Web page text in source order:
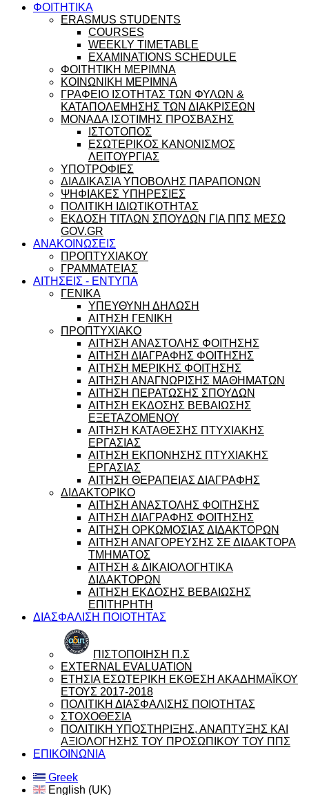
ΦΟΙΤΗΤΙΚΑ
ERASMUS STUDENTS
COURSES
WEEKLY TIMETABLE
EXAMINATIONS SCHEDULE
ΦΟΙΤΗΤΙΚΗ ΜΕΡΙΜΝΑ
ΚΟΙΝΩΝΙΚΗ ΜΕΡΙΜΝΑ
ΓΡΑΦΕΙΟ ΙΣΟΤΗΤΑΣ ΤΩΝ ΦΥΛΩΝ &
ΚΑΤΑΠΟΛΕΜΗΣΗΣ ΤΩΝ ΔΙΑΚΡΙΣΕΩΝ
ΜΟΝΑΔΑ ΙΣΟΤΙΜΗΣ ΠΡΟΣΒΑΣΗΣ
ΙΣΤΟΤΟΠΟΣ
ΕΣΩΤΕΡΙΚΟΣ ΚΑΝΟΝΙΣΜΟΣ
ΛΕΙΤΟΥΡΓΙΑΣ
ΥΠΟΤΡΟΦΙΕΣ
ΔΙΑΔΙΚΑΣΙΑ ΥΠΟΒΟΛΗΣ ΠΑΡΑΠΟΝΩΝ
ΨΗΦΙΑΚΕΣ ΥΠΗΡΕΣΙΕΣ
ΠΟΛΙΤΙΚΗ ΙΔΙΩΤΙΚΟΤΗΤΑΣ
ΕΚΔΟΣΗ ΤΙΤΛΩΝ ΣΠΟΥΔΩΝ ΓΙΑ ΠΠΣ ΜΕΣΩ
GOV.GR
ΑΝΑΚΟΙΝΩΣΕΙΣ
ΠΡΟΠΤΥΧΙΑΚΟΥ
ΓΡΑΜΜΑΤΕΙΑΣ
ΑΙΤΗΣΕΙΣ - ΕΝΤΥΠΑ
ΓΕΝΙΚΑ
ΥΠΕΥΘΥΝΗ ΔΗΛΩΣΗ
ΑΙΤΗΣΗ ΓΕΝΙΚΗ
ΠΡΟΠΤΥΧΙΑΚΟ
ΑΙΤΗΣΗ ΑΝΑΣΤΟΛΗΣ ΦΟΙΤΗΣΗΣ
ΑΙΤΗΣΗ ΔΙΑΓΡΑΦΗΣ ΦΟΙΤΗΣΗΣ
ΑΙΤΗΣΗ ΜΕΡΙΚΗΣ ΦΟΙΤΗΣΗΣ
ΑΙΤΗΣΗ ΑΝΑΓΝΩΡΙΣΗΣ ΜΑΘΗΜΑΤΩΝ
ΑΙΤΗΣΗ ΠΕΡΑΤΩΣΗΣ ΣΠΟΥΔΩΝ
ΑΙΤΗΣΗ ΕΚΔΟΣΗΣ ΒΕΒΑΙΩΣΗΣ
ΕΞΕΤΑΖΟΜΕΝΟΥ
ΑΙΤΗΣΗ ΚΑΤΑΘΕΣΗΣ ΠΤΥΧΙΑΚΗΣ
ΕΡΓΑΣΙΑΣ
ΑΙΤΗΣΗ ΕΚΠΟΝΗΣΗΣ ΠΤΥΧΙΑΚΗΣ
ΕΡΓΑΣΙΑΣ
ΑΙΤΗΣΗ ΘΕΡΑΠΕΙΑΣ ΔΙΑΓΡΑΦΗΣ
ΔΙΔΑΚΤΟΡΙΚΟ
ΑΙΤΗΣΗ ΑΝΑΣΤΟΛΗΣ ΦΟΙΤΗΣΗΣ
ΑΙΤΗΣΗ ΔΙΑΓΡΑΦΗΣ ΦΟΙΤΗΣΗΣ
ΑΙΤΗΣΗ ΟΡΚΩΜΟΣΙΑΣ ΔΙΔΑΚΤΟΡΩΝ
ΑΙΤΗΣΗ ΑΝΑΓΟΡΕΥΣΗΣ ΣΕ ΔΙΔΑΚΤΟΡΑ
ΤΜΗΜΑΤΟΣ
ΑΙΤΗΣΗ & ΔΙΚΑΙΟΛΟΓΗΤΙΚΑ
ΔΙΔΑΚΤΟΡΩΝ
ΑΙΤΗΣΗ ΕΚΔΟΣΗΣ ΒΕΒΑΙΩΣΗΣ
ΕΠΙΤΗΡΗΤΗ
ΔΙΑΣΦΑΛΙΣΗ ΠΟΙΟΤΗΤΑΣ
ΠΙΣΤΟΠΟΙΗΣΗ Π.Σ
EXTERNAL EVALUATION
ΕΤΗΣΙΑ ΕΣΩΤΕΡΙΚΗ ΕΚΘΕΣΗ ΑΚΑΔΗΜΑΪΚΟΥ
ΕΤΟΥΣ 2017-2018
ΠΟΛΙΤΙΚΗ ΔΙΑΣΦΑΛΙΣΗΣ ΠΟΙΟΤΗΤΑΣ
ΣΤΟΧΟΘΕΣΙΑ
ΠΟΛΙΤΙΚΗ ΥΠΟΣΤΗΡΙΞΗΣ, ΑΝΑΠΤΥΞΗΣ ΚΑΙ
ΑΞΙΟΛΟΓΗΣΗΣ ΤΟΥ ΠΡΟΣΩΠΙΚΟΥ ΤΟΥ ΠΠΣ
ΕΠΙΚΟΙΝΩΝΙΑ
Greek
English (UK)